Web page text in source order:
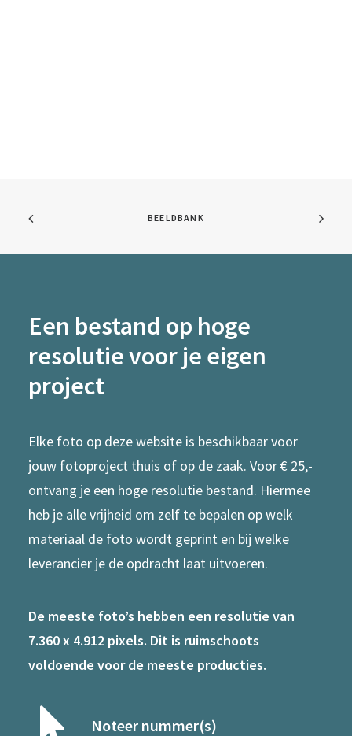
BEELDBANK
Een bestand op hoge
resolutie voor je eigen
project
Elke foto op deze website is beschikbaar voor
jouw fotoproject thuis of op de zaak. Voor € 25,-
ontvang je een hoge resolutie bestand. Hiermee
heb je alle vrijheid om zelf te bepalen op welk
materiaal de foto wordt geprint en bij welke
leverancier je de opdracht laat uitvoeren.
De meeste foto’s hebben een resolutie van
7.360 x 4.912 pixels. Dit is ruimschoots
voldoende voor de meeste producties.
Noteer nummer(s)